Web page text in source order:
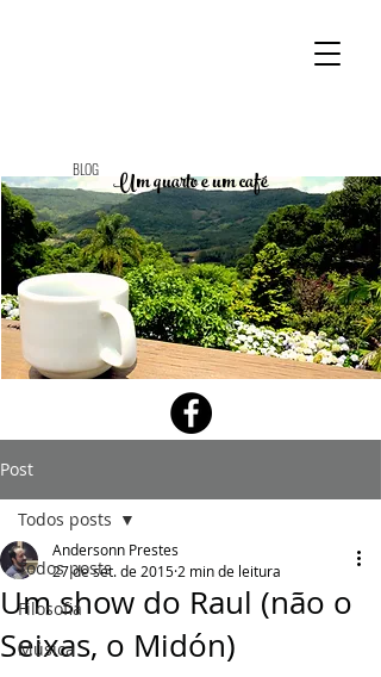
Um quarto e um café
BLOG
Post
Todos posts
Filosofia
Música
Todos posts
Um show do Raul (não o
Seixas, o Midón)
Andersonn Prestes
27 de set. de 2015 2 min de leitura